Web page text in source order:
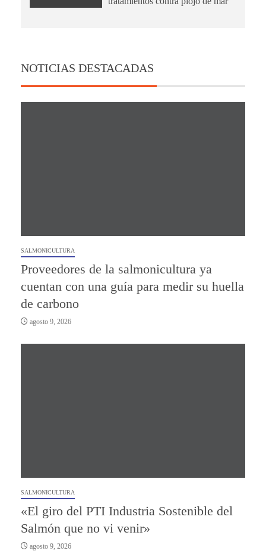
NOTICIAS DESTACADAS
SALMONICULTURA
Proveedores de la salmonicultura ya
cuentan con una guía para medir su huella
de carbono
agosto 9, 2026
SALMONICULTURA
«El giro del PTI Industria Sostenible del
Salmón que no vi venir»
agosto 9, 2026